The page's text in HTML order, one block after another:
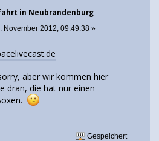
in Neubrandenburg
November 2012, 09:49:38 »
aber wir kommen hier
dran, die hat nur einen
Gespeichert